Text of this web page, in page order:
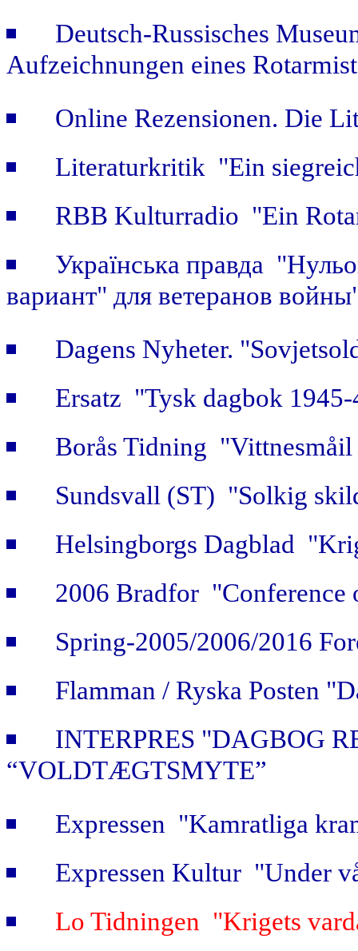
Deutsch-Russisches
Aufzeichnungen eines
Online Rezensionen. Die
Literaturkritik "Ein
RBB Kulturradio "Ein
Українська правда
вариант" для ветеранов
Dagens Nyheter.
Ersatz "Tysk dagbok
Borås Tidning
Sundsvall (ST) "Solkig
Helsingborgs Dagblad
2006 Bradfor "Conference
Spring-2005/2006/2016
Flamman / Ryska Posten
INTERPRES "DAGBOG
“VOLDTÆGTSMYTE”
Expressen "Kamratliga
Expressen Kultur "Under
Lo Tidningen "Krigets